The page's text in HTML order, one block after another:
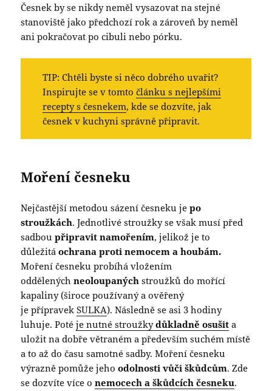
Česnek by se nikdy neměl vysazovat na stejné
stanoviště jako předchozí rok a zároveň by neměl
ani pokračovat po cibuli nebo pórku.
TIP: Chtěli byste si něco dobrého uvařit?
Inspirujte se v tomtočlánku s nejlepšími
recepty s česnekem, kde se dozvíte, jak
česnek v kuchyni správně připravit.
Moření česneku
Nejčastější metodou sázení česneku je po
stroužkách. Jednotlivé stroužky se však musí před
sadboupřipravit namořením, jelikož je to
důležitáochrana proti nemocem a houbám.
Moření česneku probíhá vložením
oddělenýchneoloupaných stroužků do mořící
kapaliny (široce používaný a ověřený
je přípravekSULKA). Následně se asi 3 hodiny
luhuje. Potéje nutné stroužkydůkladně osušit a
uložit na dobře větraném a především suchém místě
a to až do času samotné sadby. Moření česneku
výrazně pomůže jeho odolnosti vůči škůdcům. Zde
se dozvíte více onemocech a škůdcích česneku.